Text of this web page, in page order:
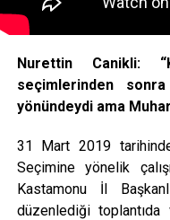
Nurettin Canikli:
seçimlerinden
yönündeydi ama
31 Mart 2019
Seçimine yönelik
Kastamonu İl
düzenlediği toplantıda